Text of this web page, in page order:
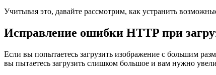
Учитывая это, давайте рассмотрим, как устранить
Исправление ошибки HTTP при
Если вы попытаетесь загрузить изображение с большим
вы пытаетесь загрузить слишком большое и вам нужно